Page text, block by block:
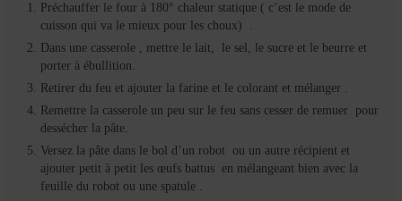
Préchauffer le four à 180° chaleur statique ( c’est le mode de
cuisson qui va le mieux pour les choux) .
Dans une casserole , mettre le lait, le sel, le sucre et le beurre et
porter à ébullition.
Retirer du feu et ajouter la farine et le colorant et mélanger .
Remettre la casserole un peu sur le feu sans cesser de remuer pour
dessécher la pâte.
Versez la pâte dans le bol d’un robot ou un autre récipient et
ajouter petit à petit les œufs battus en mélangeant bien avec la
feuille du robot ou une spatule .